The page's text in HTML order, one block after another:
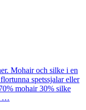
Mohair och silke i en
spetssjalar eller
mohair 30% silke
…